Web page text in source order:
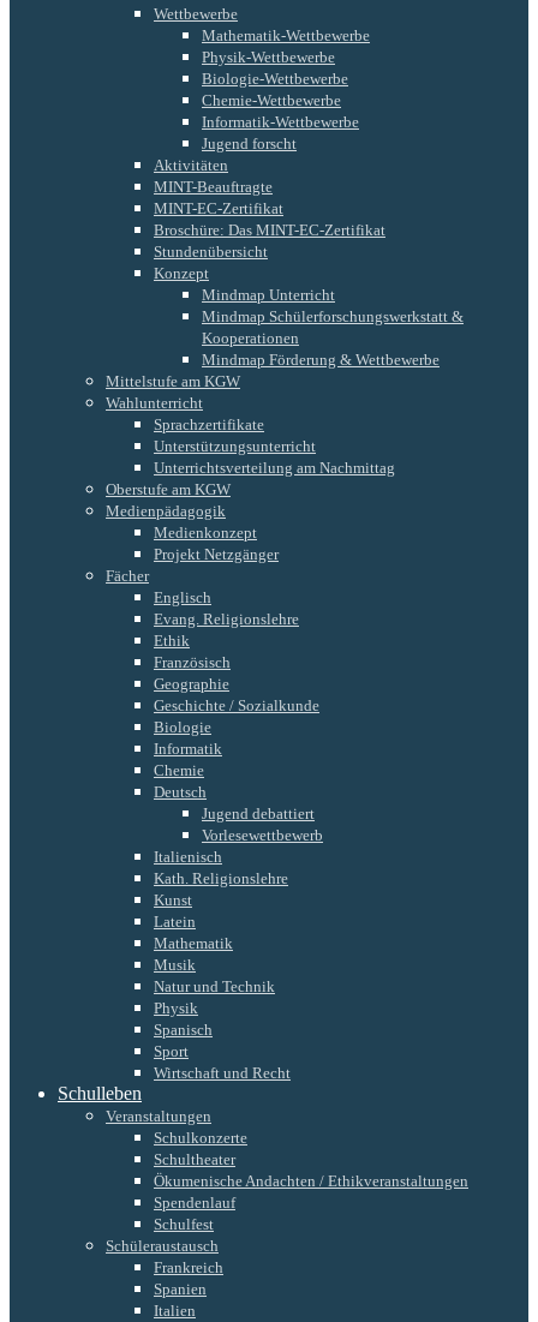
Wettbewerbe
Mathematik-Wettbewerbe
Physik-Wettbewerbe
Biologie-Wettbewerbe
Chemie-Wettbewerbe
Informatik-Wettbewerbe
Jugend forscht
Aktivitäten
MINT-Beauftragte
MINT-EC-Zertifikat
Broschüre: Das MINT-EC-Zertifikat
Stundenübersicht
Konzept
Mindmap Unterricht
Mindmap Schülerforschungswerkstatt &
Kooperationen
Mindmap Förderung & Wettbewerbe
Mittelstufe am KGW
Wahlunterricht
Sprachzertifikate
Unterstützungsunterricht
Unterrichtsverteilung am Nachmittag
Oberstufe am KGW
Medienpädagogik
Medienkonzept
Projekt Netzgänger
Fächer
Englisch
Evang. Religionslehre
Ethik
Französisch
Geographie
Geschichte / Sozialkunde
Biologie
Informatik
Chemie
Deutsch
Jugend debattiert
Vorlesewettbewerb
Italienisch
Kath. Religionslehre
Kunst
Latein
Mathematik
Musik
Natur und Technik
Physik
Spanisch
Sport
Wirtschaft und Recht
Schulleben
Veranstaltungen
Schulkonzerte
Schultheater
Ökumenische Andachten / Ethikveranstaltungen
Spendenlauf
Schulfest
Schüleraustausch
Frankreich
Spanien
Italien